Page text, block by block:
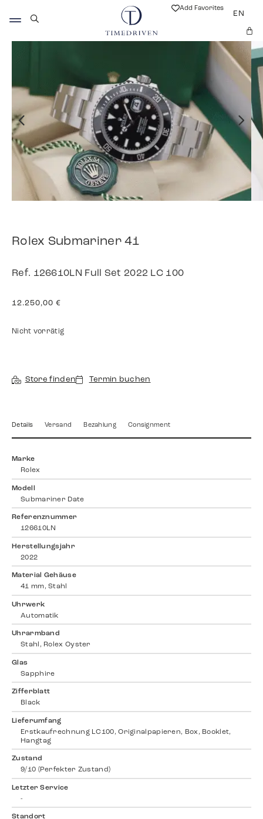
Add Favorites
EN
Rolex Submariner 41
Ref. 126610LN Full Set 2022 LC 100
12.250,00 €
Nicht vorrätig
Store finden Termin buchen
Details Versand Bezahlung Consignment
Marke
Rolex
Modell
Submariner Date
Referenznummer
126610LN
Herstellungsjahr
2022
Material Gehäuse
41 mm, Stahl
Uhrwerk
Automatik
Uhrarmband
Stahl, Rolex Oyster
Glas
Sapphire
Zifferblatt
Black
Lieferumfang
Erstkaufrechnung LC100, Originalpapieren, Box, Booklet,
Hangtag
Zustand
9/10 (Perfekter Zustand)
Letzter Service
-
Standort